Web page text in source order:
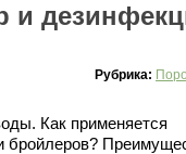
и
Рубрика:
Как применяется
бройлеров?